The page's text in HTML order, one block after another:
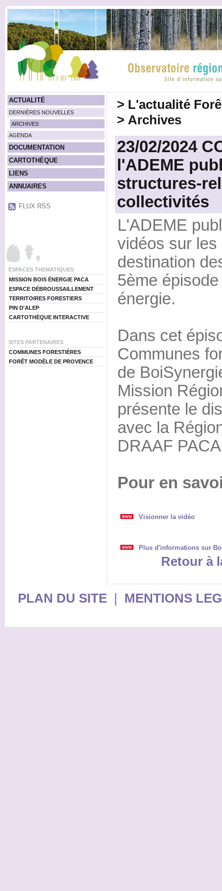
ACTUALITÉ
DERNIÈRES NOUVELLES
ARCHIVES
AGENDA
DOCUMENTATION
CARTOTHÈQUE
LIENS
ANNUAIRES
FLUX RSS
ESPACES THEMATIQUES
MISSION BOIS ÉNERGIE PACA
ESPACE DÉBROUSSAILLEMENT
TERRITOIRES FORESTIERS
PIN D'ALEP
CARTOTHÈQUE INTERACTIVE
SITES PARTENAIRES
COMMUNES FORESTIÈRES
FORÊT MODÈLE DE PROVENCE
> L'actualité
> Archives
23/02/2024
l'ADEME
structures-
collectivités
L'ADEME
vidéos sur
destination
5ème
énergie.
Dans cet
Communes
de
Mission
présente le
avec la
DRAAF
Pour en
Visionner la vidéo
Plus d'informations sur
Retour à
PLAN DU SITE| MENTIONS